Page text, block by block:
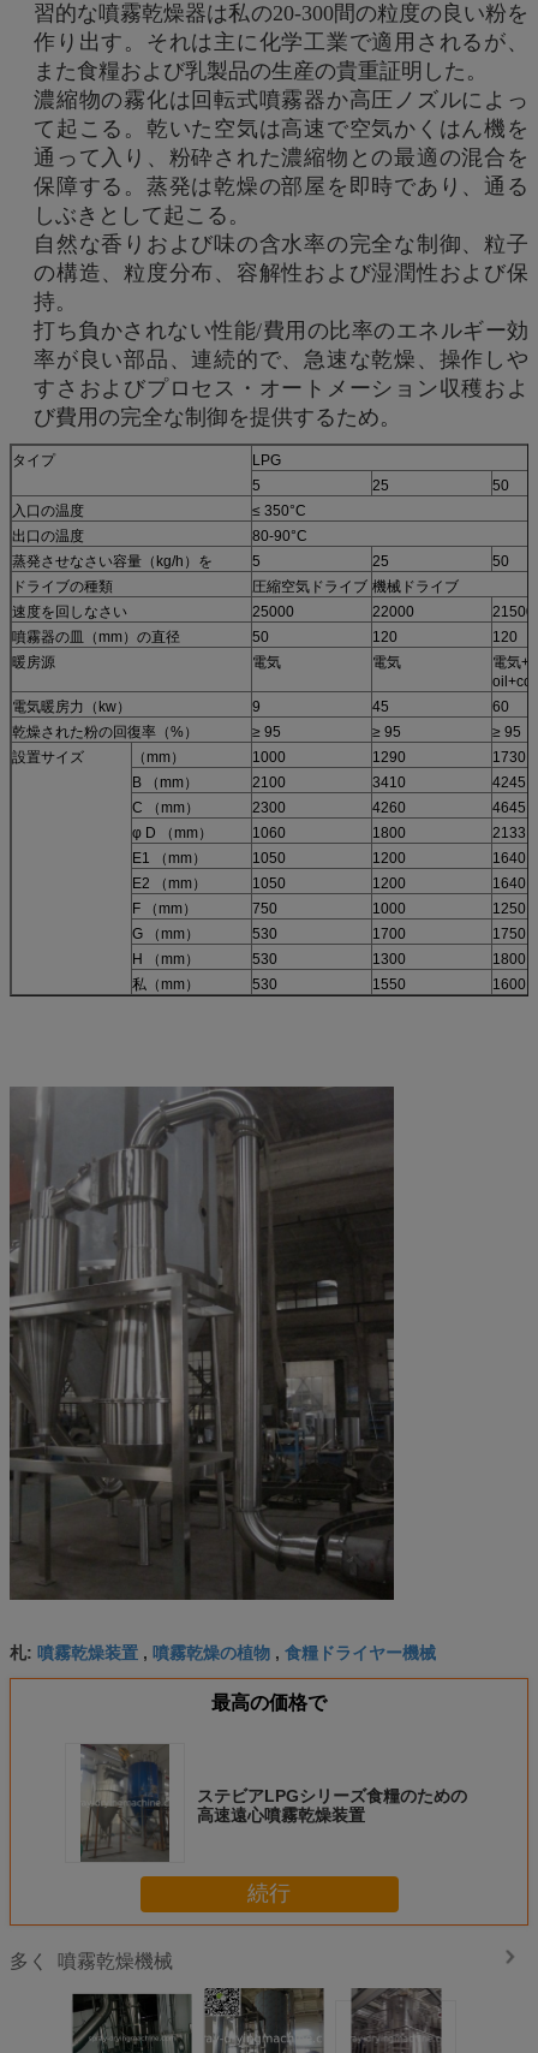
習的な噴霧乾燥器は私の20-300間の粒度の良い粉を
作り出す。それは主に化学工業で適用されるが、
また食糧および乳製品の生産の貴重証明した。
濃縮物の霧化は回転式噴霧器か高圧ノズルによっ
て起こる。乾いた空気は高速で空気かくはん機を
通って入り、粉砕された濃縮物との最適の混合を
保障する。蒸発は乾燥の部屋を即時であり、通る
しぶきとして起こる。
自然な香りおよび味の含水率の完全な制御、粒子
の構造、粒度分布、容解性および湿潤性および保
持。
打ち負かされない性能/費用の比率のエネルギー効
率が良い部品、連続的で、急速な乾燥、操作しや
すさおよびプロセス・オートメーション収穫およ
び費用の完全な制御を提供するため。
タイプ
LPG
5
25
50
入口の温度
≤ 350°C
出口の温度
80-90°C
蒸発させなさい容量（kg/h）を
5 25
50
ドライブの種類
圧縮空気ドライブ 機械ドライブ
速度を回しなさい
25000 22000
21500
噴霧器の皿（mm）の直径
50 120
120
暖房源
電気 電気
電気
電気暖房力（kw）
9 45
60
乾燥された粉の回復率（%）
≥ 95 ≥ 95
≥ 95
設置サイズ
（mm） 1000 1290
1730
B （mm）
2100 3410
4245
C （mm）
2300 4260
4645
φ D （mm）
1060 1800
2133
E1 （mm）
1050 1200
1640
E2 （mm）
1050 1200
1640
F （mm）
750 1000
1250
G （mm）
530 1700
1750
H （mm）
530 1300
1800
私（mm）
530 1550 1600
札: 噴霧乾燥装置 , 噴霧乾燥の植物 , 食糧ドライヤー機械
最高の価格で
ステビアLPGシリーズ食糧のための
高速遠心噴霧乾燥装置
続行
多く 噴霧乾燥機械